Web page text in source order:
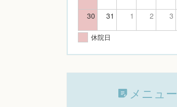
30 31 1 2 3
休院日
メニュー